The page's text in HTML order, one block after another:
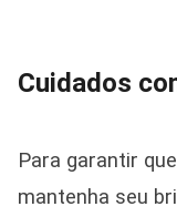
Cuidados
Para garantir
mantenha seu